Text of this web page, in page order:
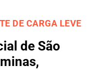
DE CARGA LEVE
de São